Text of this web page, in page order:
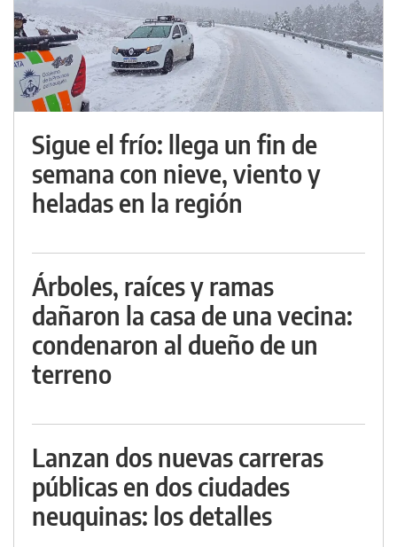
Sigue el frío: llega un fin de
semana con nieve, viento y
heladas en la región
Árboles, raíces y ramas
dañaron la casa de una vecina:
condenaron al dueño de un
terreno
Lanzan dos nuevas carreras
públicas en dos ciudades
neuquinas: los detalles